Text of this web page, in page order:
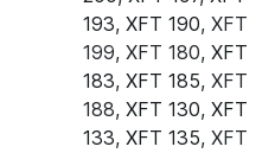
193, XFT 190, XFT
199, XFT 180, XFT
183, XFT 185, XFT
188, XFT 130, XFT
133, XFT 135, XFT